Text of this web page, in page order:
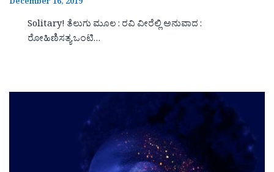
December 16, 2019
Solitary! ತೆಲುಗು ಮೂಲ : ರವಿ ವೀರೆಲ್ಲಿ ಅನುವಾದ :
ರೋಹಿಣಿಸತ್ಯ ಒಂಟಿ…